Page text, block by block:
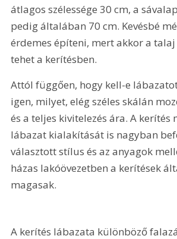
átlagos szélessége 30 cm, a
pedig általában 70 cm. Kevésbé
érdemes építeni, mert akkor a
tehet a kerítésben.
Attól függően, hogy kell-e
igen, milyet, elég széles skálán
és a teljes kivitelezés ára. A kerítés
lábazat kialakítását is nagyban
választott stílus és az anyagok
házas lakóövezetben a kerítések
magasak.
A kerítés lábazata különböző